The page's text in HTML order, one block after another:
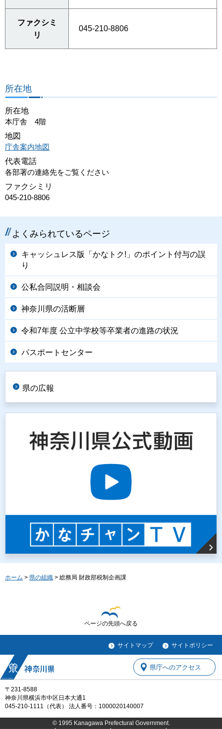
ファクシミ
リ
045-210-8806
所在地
所在地
本庁舎 4階
地図
庁舎案内地図
代表電話
各部署の連絡先をご覧ください
ファクシミリ
045-210-8806
よくみられているページ
キャッシュレス版「かなトク!」のポイント付与の誤
り
公私合同説明・相談会
神奈川県の活断層
令和7年度 公立中学校等卒業者の進路の状況
パスポートセンター
県の広報
ホーム > 県の組織 > 総務局 財政部税制企画課
ページの先頭へ戻る
サイトマップ サイトポリシー
〒231-8588
神奈川県横浜市中区日本大通1
045-210-1111（代表） 法人番号：1000020140007
県庁へのアクセス
© 1995 Kanagawa Prefectural Government.